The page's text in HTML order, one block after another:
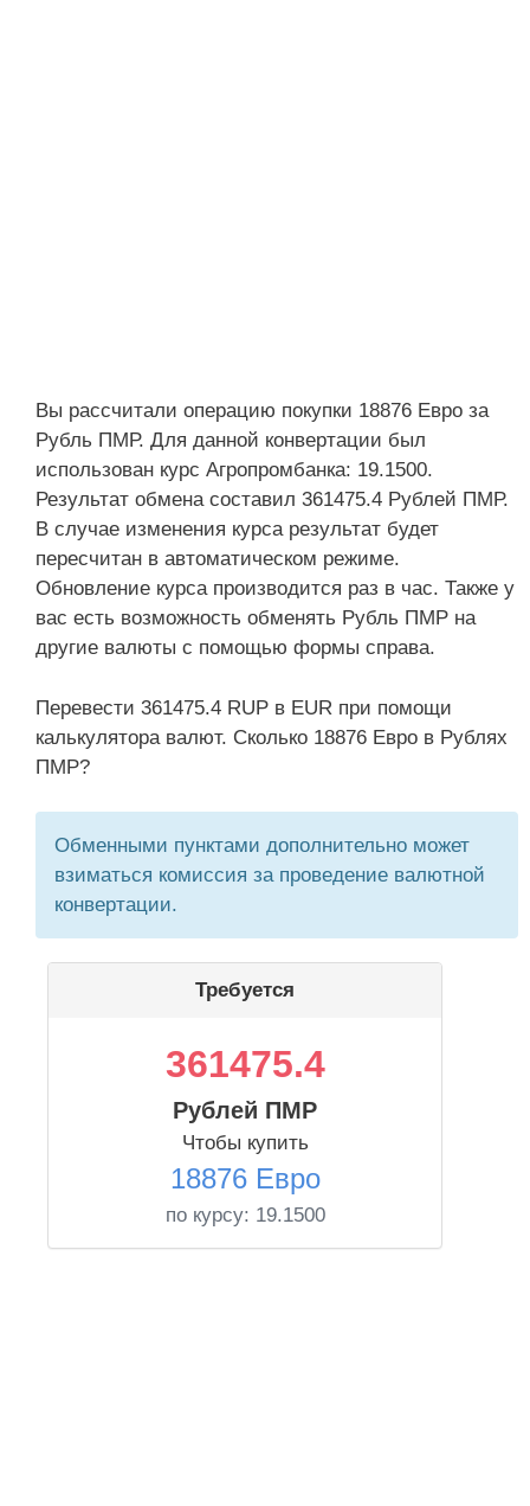
Вы рассчитали операцию покупки 18876 Евро за
Рубль ПМР. Для данной конвертации был
использован курс Агропромбанка: 19.1500.
Результат обмена составил 361475.4 Рублей ПМР.
В случае изменения курса результат будет
пересчитан в автоматическом режиме.
Обновление курса производится раз в час. Также у
вас есть возможность обменять Рубль ПМР на
другие валюты с помощью формы справа.
Перевести 361475.4 RUP в EUR при помощи
калькулятора валют. Сколько 18876 Евро в Рублях
ПМР?
Обменными пунктами дополнительно может
взиматься комиссия за проведение валютной
конвертации.
Требуется
361475.4
Рублей ПМР
Чтобы купить
18876 Евро
по курсу: 19.1500